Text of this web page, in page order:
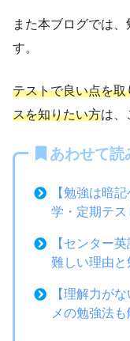
また本ブログでは
す。
テストで良い点を取
スを知りたい方は、
あわせて読
【勉強は暗
学・定期テ
【センター
難しい理由
【理解力が
メの勉強法も